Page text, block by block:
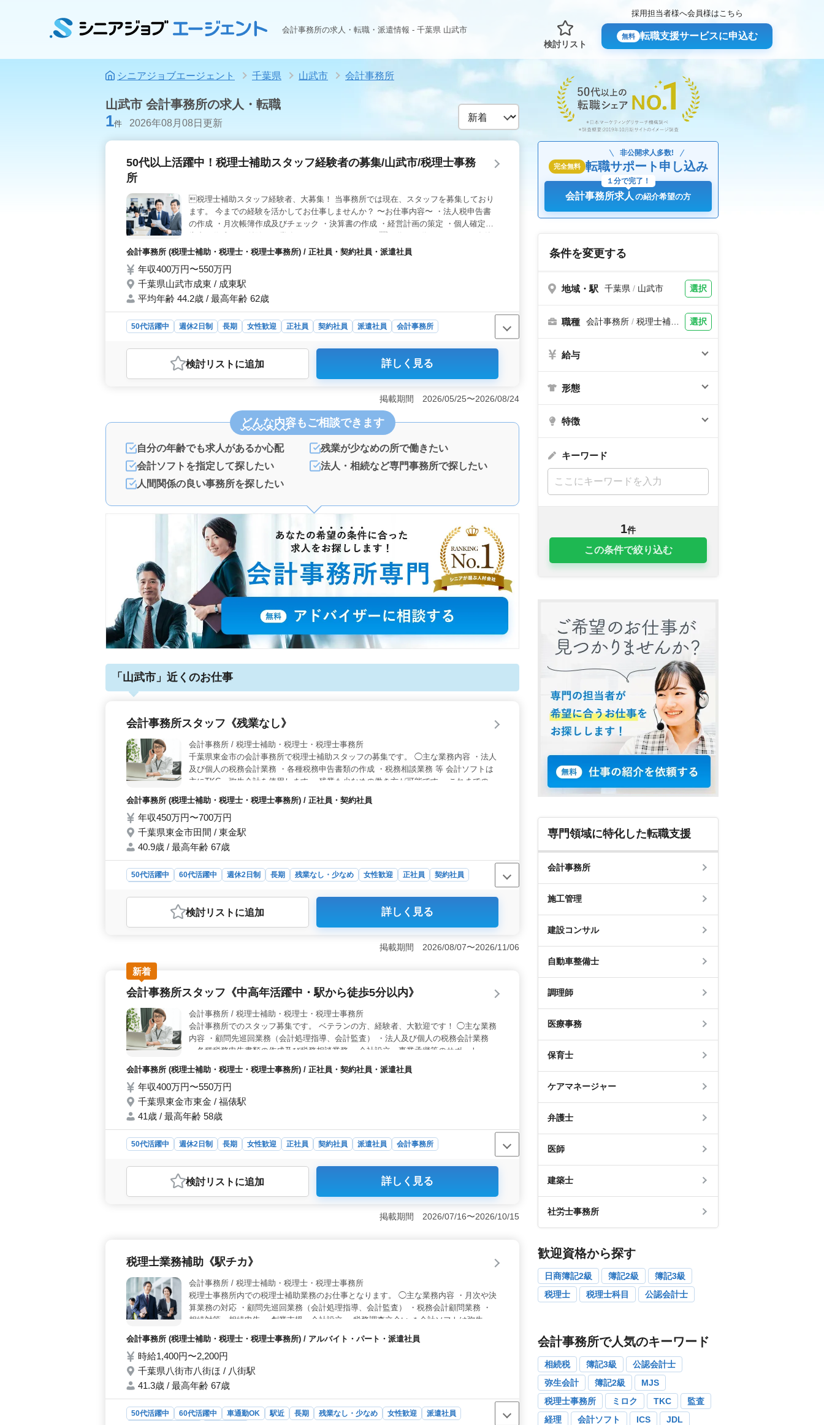
会計事務所の求人・転職・派遣情報 - 千葉県 山武市
検討リスト
採用担当者様へ会員様はこちら
無料 転職支援サービスに申込む
シニアジョブエージェント 千葉県 山武市 会計事務所
完全無料
非公開求人多数!
転職サポート申し込み
会計事務所求人 の紹介希望の方
１分で完了！
条件を変更する
地域・駅 千葉県/ 山武市 選択
職種 会計事務所/ 税理士補
選択
給与
形態
特徴
キーワード
1件
この条件で絞り込む
山武市 会計事務所の求人・転職
1件 2026年08月08日更新
50代以上活躍中！税理士補助スタッフ経験者の募集/山武市/税理士事務
所
税理士補助スタッフ経験者、大募集！ 当事務所では現在、スタッフを募集しており
ます。 今までの経験を活かしてお仕事しませんか？ 〜お仕事内容〜 ・法人税申告書
の作成 ・月次帳簿作成及びチェック ・決算書の作成 ・経営計画の策定 ・個人確定申
中 ・会計ソフト：JDL、ビズアップ発展会計、弥生会計他 ・税理士科目合格者優遇！
応募お待ちしております。
会計事務所 (税理士補助・税理士・税理士事務所) / 正社員・契約社員・派遣社員
年収400万円〜550万円
千葉県山武市成東 / 成東駅
平均年齢 44.2歳 / 最高年齢 62歳
50代活躍中 週休2日制 長期 女性歓迎 正社員 契約社員 派遣社員 会計事務所
おすすめポイント
＜経験を活かすチャンス＞ 山武市の税理士事務所では、会計事務所での経験が5年以上ある方
を募集しています。法人税申告書の作成や月次帳簿作成、決算書の作成など、幅広い業務に携わ
年代のメンバーと働くことができます。また、成東駅からのアクセスが良好であり、通勤もスム
ーズです。週3〜5日の勤務で、月10時間程度の残業が見込まれており、ワークライフバランスを
保ちながら働けます。 ＜福利厚生＞ 雇用・労災・健康・厚生などの福利厚生が整っていま
す。実費支給の通勤手当もあり、通勤にかかる費用をサポートしています。産業は学術研究や専
門・技術サービス業で、専門性の高い仕事に携わることが可能です。
検討リスト に追加 詳しく見る
掲載期間 2026/05/25〜2026/08/24
どんな内容もご相談できます
自分の年齢でも求人があるか心配
残業が少なめの所で働きたい
会計ソフトを指定して探したい
法人・相続など専門事務所で探したい
人間関係の良い事務所を探したい
「山武市」近くのお仕事
会計事務所スタッフ《残業なし》
会計事務所 / 税理士補助・税理士・税理士事務所
千葉県東金市の会計事務所で税理士補助スタッフの募集です。 ◯主な業務内容 ・法人
及び個人の税務会計業務 ・各種税務申告書類の作成 ・税務相談業務 等 会計ソフトは
主にTKC、弥生会計を使用します。 残業も少なめの働き方が可能です。 これまでのご
経験を更に活かしてキャリアアップを目指しませんか？
会計事務所 (税理士補助・税理士・税理士事務所) / 正社員・契約社員
年収450万円〜700万円
千葉県東金市田間 / 東金駅
40.9歳 / 最高年齢 67歳
50代活躍中 60代活躍中 週休2日制 長期 残業なし・少なめ 女性歓迎 正社員
契約社員
おすすめポイント
＜残業なしで働きやすい環境＞ この会計事務所は、残業がなく、ワークライフバランスを大切
しやすい職場です。年間休日130日と、休日も多くリフレッシュしながら長期的に働ける環境が
の作成、税務相談業務など、幅広い業務に携わることができるため、これまでの経験をさらに活
かし、スキルアップやキャリアアップを目指す方に最適な職場です。会計ソフトはTKCや弥生会
計を使用しており、最新のツールを活用した業務が可能です。 ＜シニア層も活躍中の職場
富な経験を持つ方が歓迎されており、長年培ったノウハウを活かして、即戦力としてご活躍いた
だける環境が整っています。年収450万円〜700万円という高水準の報酬も魅力です。
検討リスト に追加 詳しく見る
掲載期間 2026/08/07〜2026/11/06
新着
会計事務所スタッフ《中高年活躍中・駅から徒歩5分以内》
会計事務所 / 税理士補助・税理士・税理士事務所
会計事務所でのスタッフ募集です。 ベテランの方、経験者、大歓迎です！ ◯主な業務
内容 ・顧問先巡回業務（会計処理指導、会計監査） ・法人及び個人の税務会計業務
・各種税務申告書類の作成及び税務相談業務 ・会社設立、事業承継等のサポート ・相
続対策～相続税申告業務 ・経営アドバイス ＊50代活躍中 ＊残業少なめ ＊ベテラン経
験者大募集
会計事務所 (税理士補助・税理士・税理士事務所) / 正社員・契約社員・派遣社員
年収400万円〜550万円
千葉県東金市東金 / 福俵駅
41歳 / 最高年齢 58歳
50代活躍中 週休2日制 長期 女性歓迎 正社員 契約社員 派遣社員 会計事務所
おすすめポイント
＜働きやすい環境＞ 残業が少なく、週休2日制の働き方が整っています。地元に根ざした会計
事務所なので、通勤もストレスフリーです。駅から徒歩5分以内でアクセスが良く、仕事とプラ
しています。顧問先巡回業務や経営アドバイスなど、幅広い業務に携わりながらスキルを磨くこ
定感を求める方にも適しています。
検討リスト に追加 詳しく見る
掲載期間 2026/07/16〜2026/10/15
税理士業務補助《駅チカ》
会計事務所 / 税理士補助・税理士・税理士事務所
税理士事務所内での税理士補助業務のお仕事となります。 ◯主な業務内容 ・月次や決
算業務の対応 ・顧問先巡回業務（会計処理指導、会計監査） ・税務会計顧問業務 ・
相続対策・相続申告 ・創業支援・会社設立 ・税務調査立会い ＊会計ソフトは弥生会
計、勘定奉行を使用しています。 担当者が企業情報をしっかり引き継ぎますので、ス
ムーズに業務慣れる事が可能です。 ※年間休日124日以上 ※駅チカ ※マイカー通勤可
能（無料駐車場あり） 現在50歳以上も活躍している企業です。 ぜひ今までの経験を活
かして頂ける方のご応募お待ちしております。
会計事務所 (税理士補助・税理士・税理士事務所) / アルバイト・パート・派遣社員
時給1,400円〜2,200円
千葉県八街市八街ほ / 八街駅
41.3歳 / 最高年齢 67歳
50代活躍中 60代活躍中 車通勤OK 駅近 長期 残業なし・少なめ 女性歓迎
派遣社員
専門領域に特化した転職支援
会計事務所
施工管理
建設コンサル
自動車整備士
調理師
医療事務
保育士
ケアマネージャー
弁護士
医師
建築士
社労士事務所
歓迎資格から探す
日商簿記2級 簿記2級
簿記3級
税理士
税理士科目 公認会計士
会計事務所で人気のキーワード
相続税 簿記3級
公認会計士
弥生会計
簿記2級
MJS
税理士事務所
ミロク TKC
監査
経理
会計ソフト ICS
JDL